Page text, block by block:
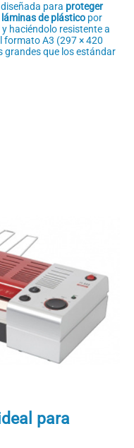
para proteger
de plástico por
haciéndolo resistente a
formato A3 (297 × 420
grandes que los estándar
para